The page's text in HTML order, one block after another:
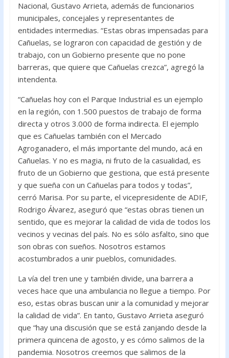
Nacional, Gustavo Arrieta, además de funcionarios
municipales, concejales y representantes de
entidades intermedias. “Estas obras impensadas para
Cañuelas, se lograron con capacidad de gestión y de
trabajo, con un Gobierno presente que no pone
barreras, que quiere que Cañuelas crezca”, agregó la
intendenta.
“Cañuelas hoy con el Parque Industrial es un ejemplo
en la región, con 1.500 puestos de trabajo de forma
directa y otros 3.000 de forma indirecta. El ejemplo
que es Cañuelas también con el Mercado
Agroganadero, el más importante del mundo, acá en
Cañuelas. Y no es magia, ni fruto de la casualidad, es
fruto de un Gobierno que gestiona, que está presente
y que sueña con un Cañuelas para todos y todas”,
cerró Marisa. Por su parte, el vicepresidente de ADIF,
Rodrigo Álvarez, aseguró que “estas obras tienen un
sentido, que es mejorar la calidad de vida de todos los
vecinos y vecinas del país. No es sólo asfalto, sino que
son obras con sueños. Nosotros estamos
acostumbrados a unir pueblos, comunidades.
La vía del tren une y también divide, una barrera a
veces hace que una ambulancia no llegue a tiempo. Por
eso, estas obras buscan unir a la comunidad y mejorar
la calidad de vida”. En tanto, Gustavo Arrieta aseguró
que “hay una discusión que se está zanjando desde la
primera quincena de agosto, y es cómo salimos de la
pandemia. Nosotros creemos que salimos de la